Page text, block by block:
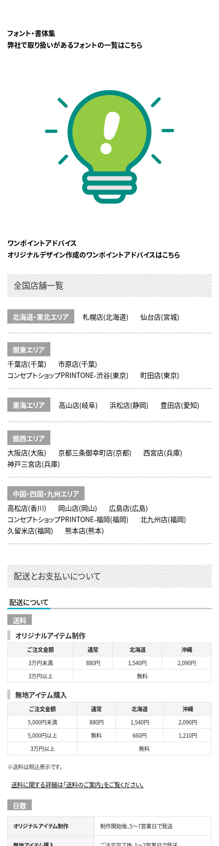
フォント・書体集
弊社で取り扱いがあるフォントの一覧はこちら
ワンポイントアドバイス
オリジナルデザイン作成のワンポイントアドバイスはこちら
全国店舗一覧
北海道・東北エリア 札幌店(北海道) 仙台店(宮城)
関東エリア
千葉店(千葉)
市原店(千葉)
コンセプトショップPRINTONE-渋谷(東京)
町田店(東京)
東海エリア 高山店(岐阜) 浜松店(静岡) 豊田店(愛知)
関西エリア
大阪店(大阪)
京都三条御幸町店(京都)
西宮店(兵庫)
神戸三宮店(兵庫)
中国・四国・九州エリア
高松店(香川)
岡山店(岡山)
広島店(広島)
コンセプトショップPRINTONE-福岡(福岡)
北九州店(福岡)
久留米店(福岡)
熊本店(熊本)
配送とお支払いについて
配送について
送料
オリジナルアイテム制作
ご注文金額 通常 北海道
沖縄
3万円未満
880円 1,540円
2,090円
3万円以上
無料
無地アイテム購入
ご注文金額 通常 北海道
沖縄
5,000円未満
880円 1,540円
2,090円
5,000円以上
無料 660円
1,210円
3万円以上
無料
※送料は税込表示です。
送料に関する詳細は「送料のご案内」をご覧ください。
日数
オリジナルアイテム制作 制作開始後、5～7営業日で発送